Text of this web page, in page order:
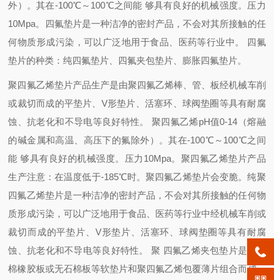
外）。其在-100℃～100℃之间能 够具有良好的机械强度。压力
10Mpa。四氟垫片是一种洁净的密封产品，不会对其所接触的任
何物质形成污染，可以广泛地用于食品、医药等行业中。
四氟
垫片的种类：纯四氟垫片、四氟夹包垫片、膨胀四氟垫片。
聚四氟乙烯垫片产品生产是由聚四氟乙烯棒、管、板经机械车削
或裁切而成的平垫片、V形垫片、活塞环、球阀垫圈等具有耐腐
蚀、抗老化和不导电等良好特性。 聚四氟乙烯pH值0-14（熔融
的碱金属和高温、高压下的氟除外）。其在-100℃～100℃之间
能 够具有良好的机械强度。压力10Mpa。 聚四氟乙烯垫片产品
生产注意：在温度低于-185℃时。聚四氟乙烯垫片会变脆。纯聚
四氟乙烯垫片是一种洁净的密封产品，不会对其所接触的任何物
质形成污染，可以广泛地用于食品、医药等行业中经机械车削或
裁切而成的平垫片、V形垫片、活塞环、球阀垫圈等具有耐腐
蚀、抗老化和不导电等良好特性。
聚 四氟乙烯夹包垫片是由石
棉橡胶板或无石棉板等软垫片和聚四氟乙烯包覆薄片组合而成，